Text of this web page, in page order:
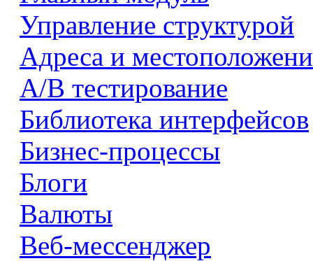
Управление структурой
Адреса и
А/В тестирование
Библиотека интерфейсов
Бизнес-процессы
Блоги
Валюты
Веб-мессенджер